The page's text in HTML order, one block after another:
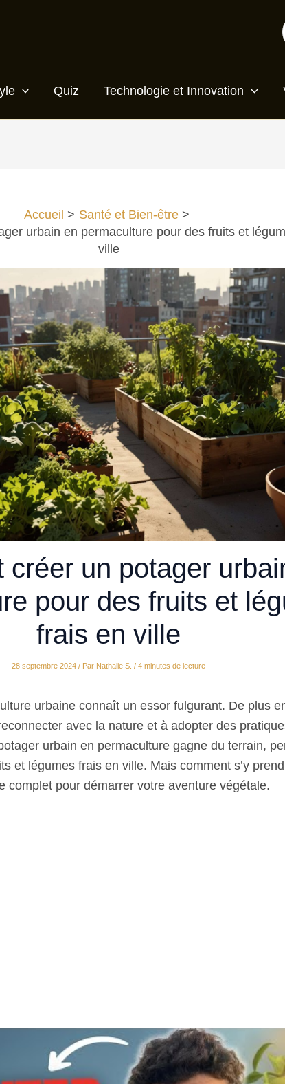
Quiz Technologie et Innovation
Accueil
Santé et Bien-être
urbain en permaculture pour des fruits et
ville
créer un potager
pour des fruits et
frais en ville
28 septembre 2024 / Par Nathalie S. / 4 minutes de lecture
urbaine connaît un essor fulgurant. De plus
avec la nature et à adopter des
urbain en permaculture gagne du terrain,
et légumes frais en ville. Mais comment s’y
complet pour démarrer votre aventure végétale.